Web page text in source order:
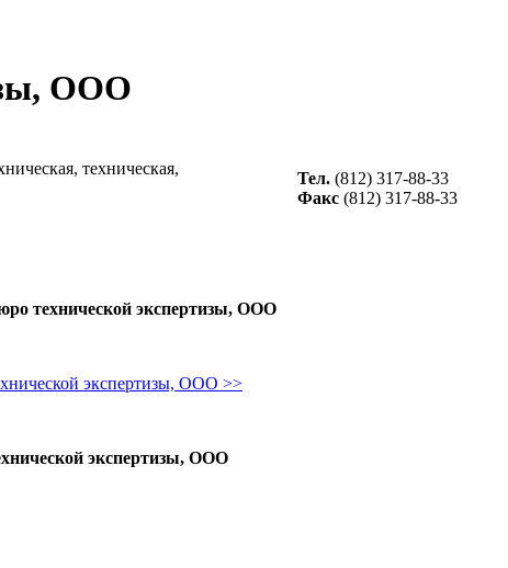
ООО
техническая,
Тел. (812) 317-88-33
Факс (812) 317-88-33
технической экспертизы, ООО
экспертизы, ООО >>
экспертизы, ООО